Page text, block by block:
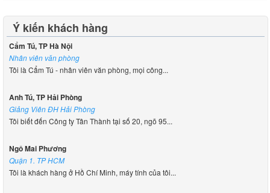
Ý kiến khách hàng
Cẩm Tú, TP Hà Nội
Nhân viên văn phòng
Tôi là Cẩm Tú - nhân viên văn phòng, mọi công...
Anh Tú, TP Hải Phòng
Giảng Viên ĐH Hải Phòng
Tôi biết đến Công ty Tân Thành tại số 20, ngõ 95...
Ngô Mai Phương
Quận 1. TP HCM
Tôi là khách hàng ở Hồ Chí Minh, máy tính của tôi...